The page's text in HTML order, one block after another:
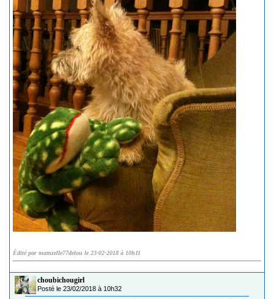
Édité par mamzelle77delou le 23-02-2018 à 10h11
choubichougirl
Posté le 23/02/2018 à 10h32